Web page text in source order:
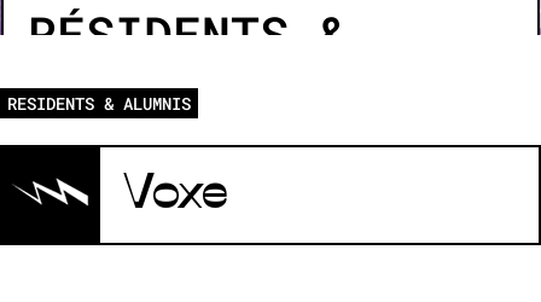
RÉSIDENTS &
ALUMNIS
RESIDENTS & ALUMNIS
Voxe